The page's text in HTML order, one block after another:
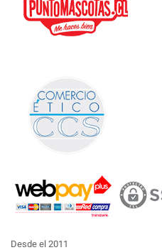
Desde el 2011